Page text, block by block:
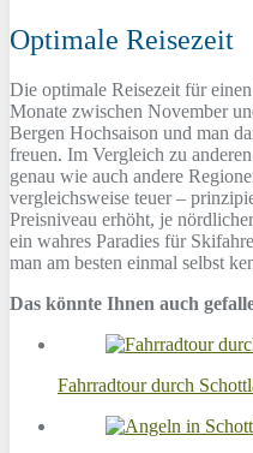
Optimale Reisezeit
Die optimale Reisezeit für
Monate zwischen November
Bergen Hochsaison und man
freuen. Im Vergleich zu
genau wie auch andere
vergleichsweise teuer –
Preisniveau erhöht, je
ein wahres Paradies für
man am besten einmal selbst
Das könnte Ihnen auch
Fahrradtour durch